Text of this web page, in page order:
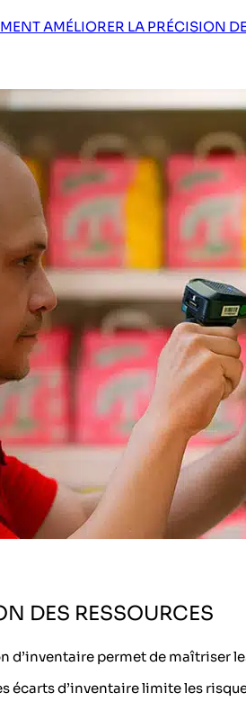
AMÉLIORER LA PRÉCISION
DES RESSOURCES
d’inventaire permet de maîtriser
écarts d’inventaire limite les